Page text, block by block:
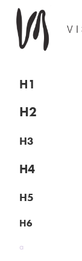
H1
H2
H3
H4
H5
H6
a